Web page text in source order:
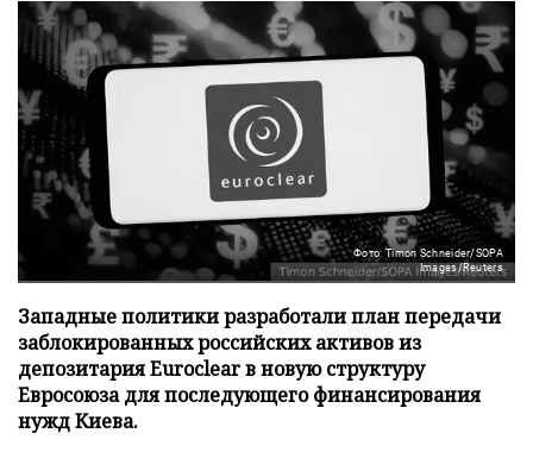
Фото: Timon Schneider/SOPA
Images/Reuters
Западные политики разработали план передачи
заблокированных российских активов из
депозитария Euroclear в новую структуру
Евросоюза для последующего финансирования
нужд Киева.